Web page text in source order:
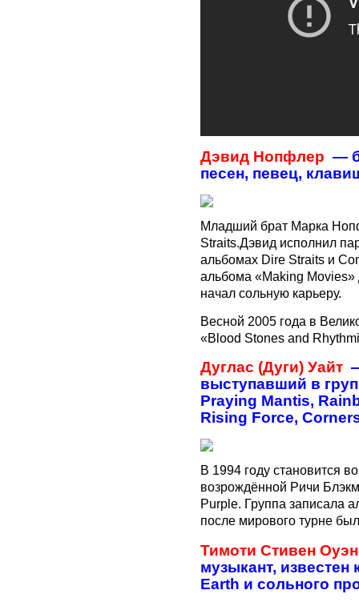
Дэвид Нопфлер —
песен, певец,
Младший брат Марка
Straits.Дэвид исполнил
альбомах Dire Straits и
альбома «Making
начал сольную карьеру.
Весной 2005 года в
«Blood Stones and
Дуглас (Дуги) Уайт
выступавший в
Praying Mantis,
Rising Force,
В 1994 году становится
возрождённой Ричи
Purple. Группа записала
после мирового турне
Тимоти Стивен
музыкант, известен
Earth и сольного